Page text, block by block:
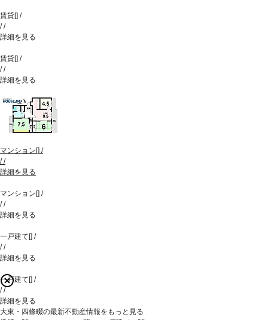
賃貸[] /
//
詳細を見る
賃貸[] /
//
詳細を見る
マンション [] /
//
詳細を見る
マンション [] /
//
詳細を見る
一戸建て [] /
//
詳細を見る
一戸建て [] /
//
詳細を見る
大東・四條畷の最新不動産情報をもっと見る